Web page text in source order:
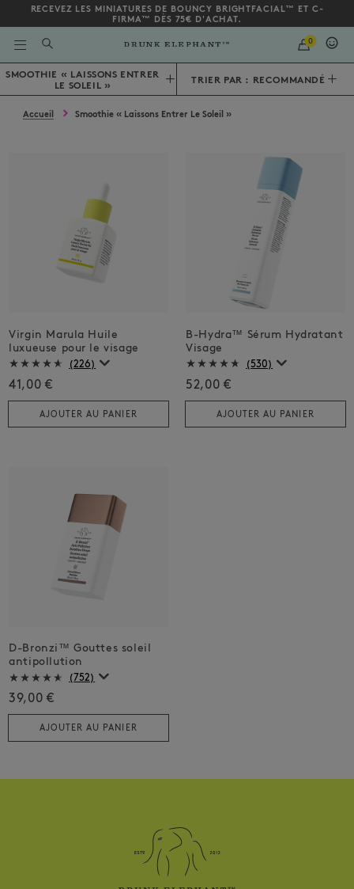
RECEVEZ LES MINIATURES DE BOUNCY BRIGHTFACIAL™ ET C-
FIRMA™ DÈS 75€ D'ACHAT.
SAISIR
UN
MOT
CLÉ
OU
NUMÉRO
D'ARTICLE
0
Bas de la page
SMOOTHIE « LAISSONS ENTRER
LE SOLEIL »
TRIER PAR : RECOMMANDÉ
Accueil Smoothie « Laissons Entrer Le Soleil »
Virgin Marula Huile
luxueuse pour le visage
(226)
41,00 €
AJOUTER AU PANIER
B-Hydra™ Sérum Hydratant
Visage
(530)
52,00 €
AJOUTER AU PANIER
D-Bronzi™ Gouttes soleil
antipollution
(752)
39,00 €
AJOUTER AU PANIER